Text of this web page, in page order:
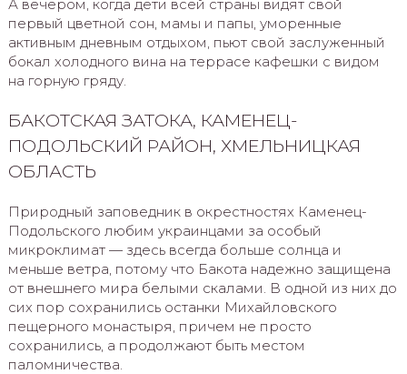
А вечером, когда дети всей страны видят свой
первый цветной сон, мамы и папы, уморенные
активным дневным отдыхом, пьют свой заслуженный
бокал холодного вина на террасе кафешки с видом
на горную гряду.
БАКОТСКАЯ ЗАТОКА, КАМЕНЕЦ-
ПОДОЛЬСКИЙ РАЙОН, ХМЕЛЬНИЦКАЯ
ОБЛАСТЬ
Природный заповедник в окрестностях Каменец-
Подольского любим украинцами за особый
микроклимат — здесь всегда больше солнца и
меньше ветра, потому что Бакота надежно защищена
от внешнего мира белыми скалами. В одной из них до
сих пор сохранились останки Михайловского
пещерного монастыря, причем не просто
сохранились, а продолжают быть местом
паломничества.